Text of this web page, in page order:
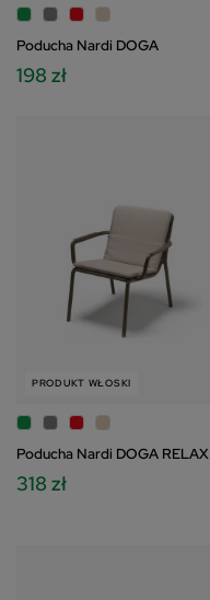
Poducha Nardi DOGA
198 zł
PRODUKT WŁOSKI
Poducha Nardi DOGA RELAX
318 zł